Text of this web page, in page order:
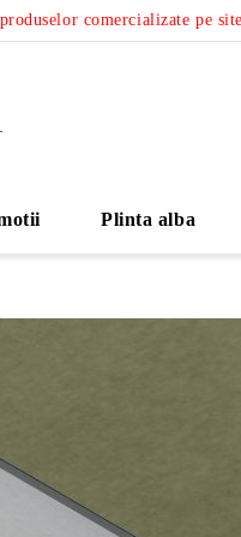
comercializate pe
Plinta alba